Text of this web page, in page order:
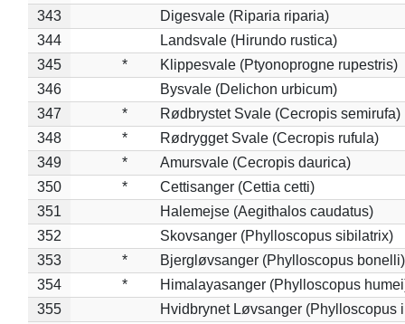
343
Digesvale (Riparia riparia)
344
Landsvale (Hirundo rustica)
345
*
Klippesvale (Ptyonoprogne rupestris)
346
Bysvale (Delichon urbicum)
347
*
Rødbrystet Svale (Cecropis semirufa)
348
*
Rødrygget Svale (Cecropis rufula)
349
*
Amursvale (Cecropis daurica)
350
*
Cettisanger (Cettia cetti)
351
Halemejse (Aegithalos caudatus)
352
Skovsanger (Phylloscopus sibilatrix)
353
*
Bjergløvsanger (Phylloscopus bonelli)
354
*
Himalayasanger (Phylloscopus
355
Hvidbrynet Løvsanger (Phylloscopus